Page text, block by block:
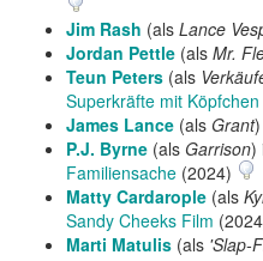
Jim Rash (als Lance
Jordan Pettle (als Mr.
Teun Peters (als
Superkräfte mit Köpfchen
James Lance (als Grant
P.J. Byrne (als Garrison)
Familiensache (2024)
Matty Cardarople (als
Sandy Cheeks Film
Marti Matulis (als 'Slap-